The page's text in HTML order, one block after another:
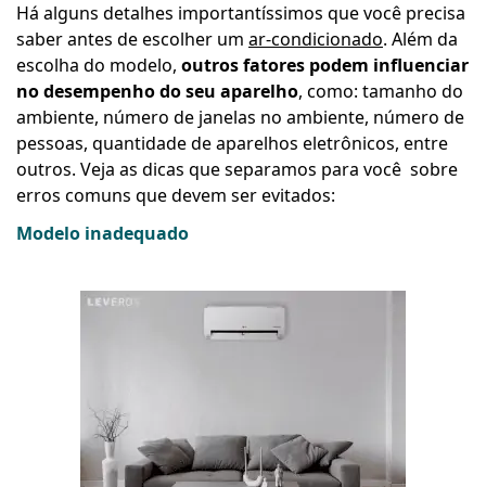
Há alguns detalhes importantíssimos que você precisa
saber antes de escolher um ar-condicionado. Além da
escolha do modelo, outros fatores podem influenciar
no desempenho do seu aparelho, como: tamanho do
ambiente, número de janelas no ambiente, número de
pessoas, quantidade de aparelhos eletrônicos, entre
outros. Veja as dicas que separamos para você sobre
erros comuns que devem ser evitados:
Modelo inadequado